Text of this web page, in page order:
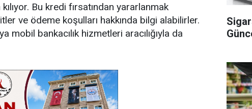
Bu kredi fırsatından yararlanmak
ve ödeme koşulları hakkında bilgi alabilirler.
mobil bankacılık hizmetleri aracılığıyla da